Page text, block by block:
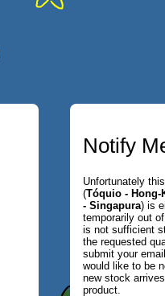
Notify
Unfortunately
(Tóquio - Hong-
- Singapura) is
temporarily out
is not sufficient
the requested
submit your
would like to be
new stock
product.